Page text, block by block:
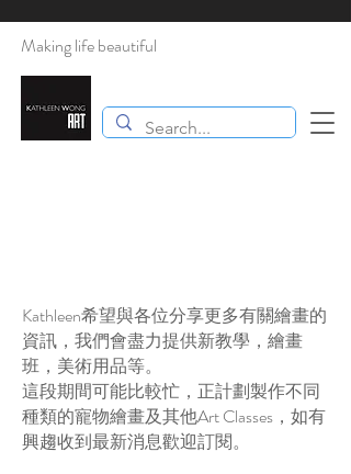
Making life beautiful
Kathleen希望與各位分享更多有關繪畫的
資訊，我們會盡力提供新教學，繪畫
班，​美術用品等。
這段期間可能比較忙，正計劃製作不同
種類的寵物繪畫及其他Art Classes，如有
興趨收到最新消息歡迎訂閱。